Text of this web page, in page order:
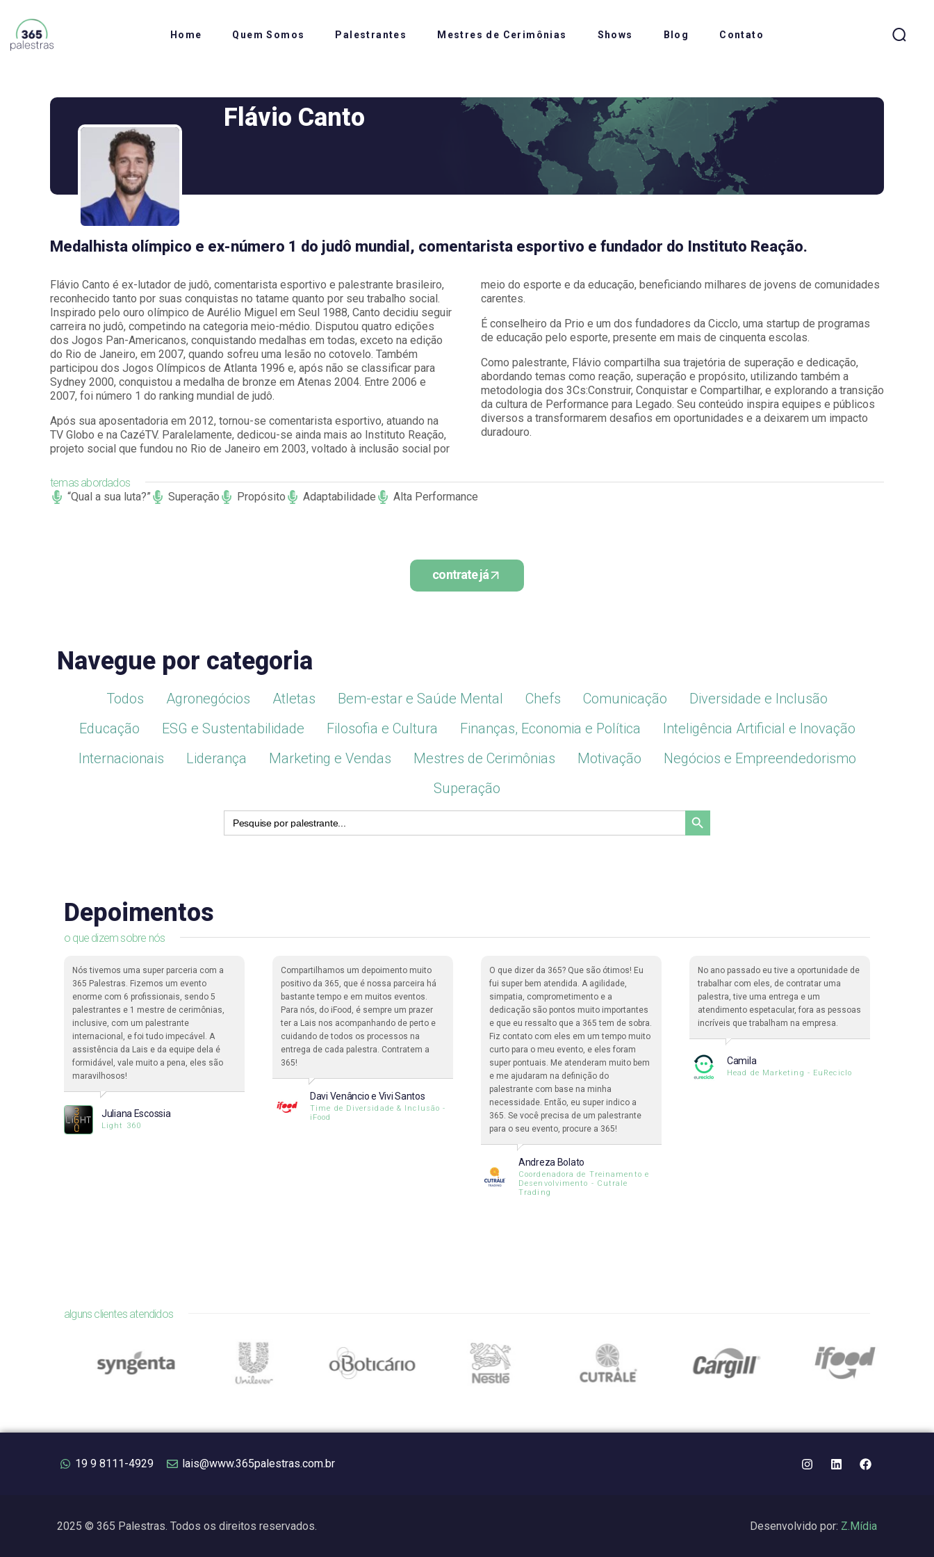
Home Quem Somos Palestrantes Mestres de Cerimônias Shows Blog Contato
Flávio Canto
Medalhista olímpico e ex-número 1 do judô mundial, comentarista esportivo e fundador do Instituto Reação.
Flávio Canto é ex-lutador de judô, comentarista esportivo e palestrante brasileiro,
reconhecido tanto por suas conquistas no tatame quanto por seu trabalho social.
Inspirado pelo ouro olímpico de Aurélio Miguel em Seul 1988, Canto decidiu seguir
carreira no judô, competindo na categoria meio-médio. Disputou quatro edições
dos Jogos Pan-Americanos, conquistando medalhas em todas, exceto na edição
do Rio de Janeiro, em 2007, quando sofreu uma lesão no cotovelo. Também
participou dos Jogos Olímpicos de Atlanta 1996 e, após não se classificar para
Sydney 2000, conquistou a medalha de bronze em Atenas 2004. Entre 2006 e
2007, foi número 1 do ranking mundial de judô.
Após sua aposentadoria em 2012, tornou-se comentarista esportivo, atuando na
TV Globo e na CazéTV. Paralelamente, dedicou-se ainda mais ao Instituto Reação,
projeto social que fundou no Rio de Janeiro em 2003, voltado à inclusão social por
meio do esporte e da educação, beneficiando milhares de jovens de comunidades
carentes.
É conselheiro da Prio e um dos fundadores da Cicclo, uma startup de programas
de educação pelo esporte, presente em mais de cinquenta escolas.
Como palestrante, Flávio compartilha sua trajetória de superação e dedicação,
abordando temas como reação, superação e propósito, utilizando também a
metodologia dos 3Cs:Construir, Conquistar e Compartilhar, e explorando a transição
da cultura de Performance para Legado. Seu conteúdo inspira equipes e públicos
diversos a transformarem desafios em oportunidades e a deixarem um impacto
duradouro.
temas abordados
“Qual a sua luta?”
Superação Propósito Adaptabilidade Alta Performance
contrate já
Navegue por categoria
Todos Agronegócios Atletas Bem-estar e Saúde Mental Chefs Comunicação
Diversidade e Inclusão
Educação
ESG e Sustentabilidade Filosofia e Cultura Finanças, Economia e Política
Inteligência Artificial e Inovação
Internacionais
Liderança Marketing e Vendas Mestres de Cerimônias Motivação
Negócios e Empreendedorismo
Superação
Search
for:
Search Button
o que dizem sobre nós
Depoimentos
Nós tivemos uma super parceria com a
365 Palestras. Fizemos um evento
enorme com 6 profissionais, sendo 5
palestrantes e 1 mestre de cerimônias,
inclusive, com um palestrante
internacional, e foi tudo impecável. A
assistência da Lais e da equipe dela é
formidável, vale muito a pena, eles são
maravilhosos!
Juliana Escossia
Light 360
Compartilhamos um depoimento muito
positivo da 365, que é nossa parceira há
bastante tempo e em muitos eventos.
Para nós, do iFood, é sempre um prazer
ter a Lais nos acompanhando de perto e
cuidando de todos os processos na
entrega de cada palestra. Contratem a
365!
Davi Venâncio e Vivi Santos
Time de Diversidade & Inclusão -
iFood
O que dizer da 365? Que são ótimos! Eu
fui super bem atendida. A agilidade,
simpatia, comprometimento e a
dedicação são pontos muito importantes
e que eu ressalto que a 365 tem de sobra.
Fiz contato com eles em um tempo muito
curto para o meu evento, e eles foram
super pontuais. Me atenderam muito bem
e me ajudaram na definição do
palestrante com base na minha
necessidade. Então, eu super indico a
365. Se você precisa de um palestrante
para o seu evento, procure a 365!
Andreza Bolato
Coordenadora de Treinamento e
Desenvolvimento - Cutrale
Trading
No ano passado eu tive a oportunidade de
trabalhar com eles, de contratar uma
palestra, tive uma entrega e um
atendimento espetacular, fora as pessoas
incríveis que trabalham na empresa.
Camila
Head de Marketing - EuReciclo
alguns clientes atendidos
19 9 8111-4929 lais@www.365palestras.com.br
2025 © 365 Palestras. Todos os direitos reservados. Desenvolvido por: Z.Mídia